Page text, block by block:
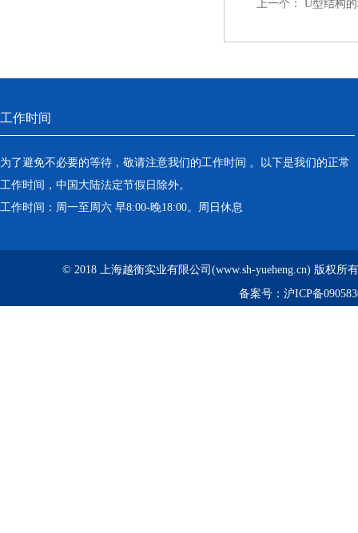
上一个： U型结构
工作时间
为了避免不必要的等待，敬请注意我们的工作时间 。以下是我们的正常
工作时间，中国大陆法定节假日除外。
工作时间：周一至周六 早8:00-晚18:00。周日休息
© 2018 上海越衡实业有限公司(www.sh-yueheng.cn) 版权所
备案号： 沪ICP备